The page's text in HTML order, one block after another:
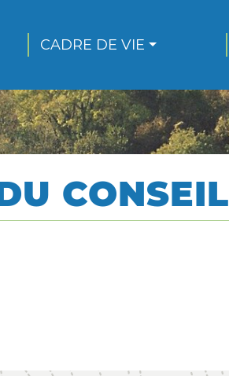
CADRE DE VIE
CONSEIL